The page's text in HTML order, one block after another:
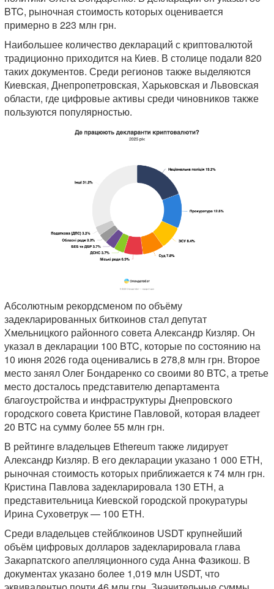
BTC, рыночная стоимость которых оценивается
примерно в 223 млн грн.
Наибольшее количество деклараций с криптовалютой
традиционно приходится на Киев. В столице подали 820
таких документов. Среди регионов также выделяются
Киевская, Днепропетровская, Харьковская и Львовская
области, где цифровые активы среди чиновников также
пользуются популярностью.
Абсолютным рекордсменом по объёму
задекларированных биткоинов стал депутат
Хмельницкого районного совета Александр Кизляр. Он
указал в декларации 100 BTC, которые по состоянию на
10 июня 2026 года оценивались в 278,8 млн грн. Второе
место занял Олег Бондаренко со своими 80 BTC, а третье
место досталось представителю департамента
благоустройства и инфраструктуры Днепровского
городского совета Кристине Павловой, которая владеет
20 BTC на сумму более 55 млн грн.
В рейтинге владельцев Ethereum также лидирует
Александр Кизляр. В его декларации указано 1 000 ETH,
рыночная стоимость которых приближается к 74 млн грн.
Кристина Павлова задекларировала 130 ETH, а
представительница Киевской городской прокуратуры
Ирина Суховетрук — 100 ETH.
Среди владельцев стейблкоинов USDT крупнейший
объём цифровых долларов задекларировала глава
Закарпатского апелляционного суда Анна Фазикош. В
документах указано более 1,019 млн USDT, что